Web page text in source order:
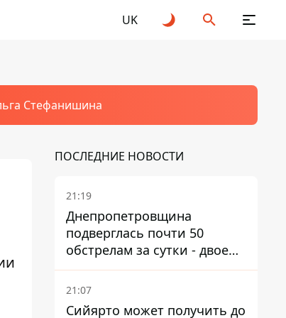
UK
Стефанишина
ПОСЛЕДНИЕ НОВОСТИ
21:19
Днепропетровщина
подверглась почти 50
обстрелам за сутки - двое
погибших, шесть
пострадавших
21:07
Сийярто может получить до